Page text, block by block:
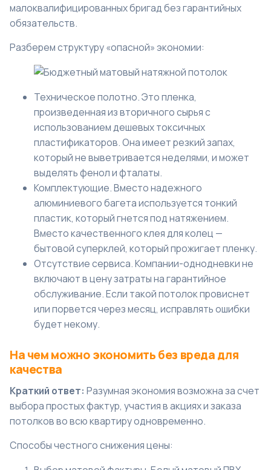
малоквалифицированных бригад без гарантийных
обязательств.
Разберем структуру «опасной» экономии:
Техническое полотно. Это пленка,
произведенная из вторичного сырья с
использованием дешевых токсичных
пластификаторов. Она имеет резкий запах,
который не выветривается неделями, и может
выделять фенол и фталаты.
Комплектующие. Вместо надежного
алюминиевого багета используется тонкий
пластик, который гнется под натяжением.
Вместо качественного клея для колец —
бытовой суперклей, который прожигает пленку.
Отсутствие сервиса. Компании-однодневки не
включают в цену затраты на гарантийное
обслуживание. Если такой потолок провиснет
или порвется через месяц, исправлять ошибки
будет некому.
На чем можно экономить без вреда для
качества
Краткий ответ: Разумная экономия возможна за счет
выбора простых фактур, участия в акциях и заказа
потолков во всю квартиру одновременно.
Способы честного снижения цены: